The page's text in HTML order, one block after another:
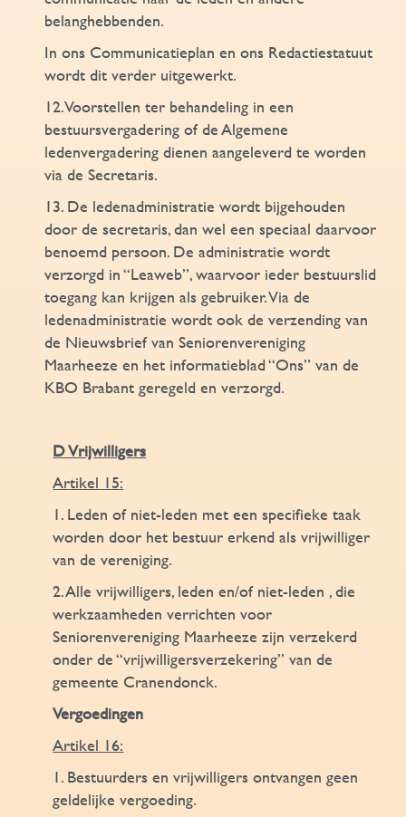
belanghebbenden.
In ons Communicatieplan en ons Redactiestatuut
wordt dit verder uitgewerkt.
12.Voorstellen ter behandeling in een
bestuursvergadering of de Algemene
ledenvergadering dienen aangeleverd te worden
via de Secretaris.
13. De ledenadministratie wordt bijgehouden
door de secretaris, dan wel een speciaal daarvoor
benoemd persoon. De administratie wordt
verzorgd in “Leaweb”, waarvoor ieder bestuurslid
toegang kan krijgen als gebruiker. Via de
ledenadministratie wordt ook de verzending van
de Nieuwsbrief van Seniorenvereniging
Maarheeze en het informatieblad “Ons” van de
KBO Brabant geregeld en verzorgd.
D Vrijwilligers
Artikel 15:
1. Leden of niet-leden met een specifieke taak
worden door het bestuur erkend als vrijwilliger
van de vereniging.
2. Alle vrijwilligers, leden en/of niet-leden , die
werkzaamheden verrichten voor
Seniorenvereniging Maarheeze zijn verzekerd
onder de “vrijwilligersverzekering” van de
gemeente Cranendonck.
Vergoedingen
Artikel 16:
1. Bestuurders en vrijwilligers ontvangen geen
geldelijke vergoeding.